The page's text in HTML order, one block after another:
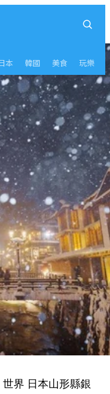
本 韓國 美食 玩樂
世界 日本山形縣銀